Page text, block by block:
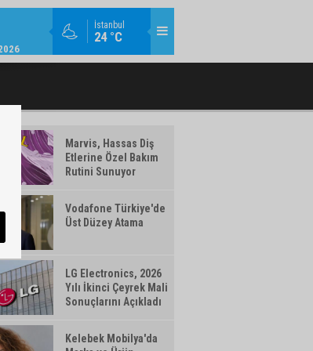
İstanbul
24 °C
MODA / TREND / 14:18
ÜRÜNLERI WATSONS
TÜRK TELEKOM’DAN YILIN İLK
Marvis, Hassas Diş
Etlerine Özel Bakım
Rutini Sunuyor
Vodafone Türkiye'de
Üst Düzey Atama
LG Electronics, 2026
Yılı İkinci Çeyrek Mali
Sonuçlarını Açıkladı
Kelebek Mobilya'da